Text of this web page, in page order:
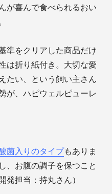
が喜んで食べられるおい
準をクリアした商品だけ
は折り紙付き。大切な愛
たい、という飼い主さん
が、ハピウェルピューレ
菌入りのタイプもありま
、お腹の調子を保つこと
発担当：持丸さん）